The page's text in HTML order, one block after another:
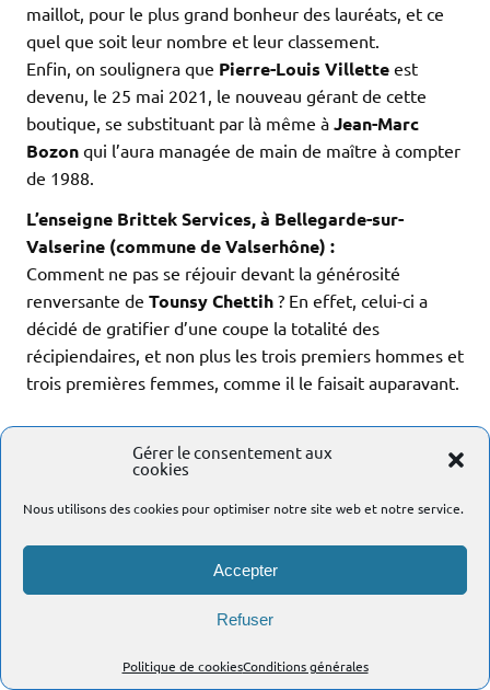
Gérer le consentement aux
cookies
Nous utilisons des cookies pour optimiser notre site web et notre service.
Accepter
Refuser
Politique de cookiesConditions générales
maillot, pour le plus grand bonheur des lauréats, et ce
quel que soit leur nombre et leur classement.
Enfin, on soulignera que Pierre-Louis Villette est
devenu, le 25 mai 2021, le nouveau gérant de cette
boutique, se substituant par là même à Jean-Marc
Bozon qui l’aura managée de main de maître à compter
de 1988.
L’enseigne Brittek Services, à Bellegarde-sur-
Valserine (commune de Valserhône) :
Comment ne pas se réjouir devant la générosité
renversante de Tounsy Chettih ? En effet, celui-ci a
décidé de gratifier d’une coupe la totalité des
récipiendaires, et non plus les trois premiers hommes et
trois premières femmes, comme il le faisait auparavant.
.
.
Nombre de classés hommes et femmes :
hommes et 4 femmes.